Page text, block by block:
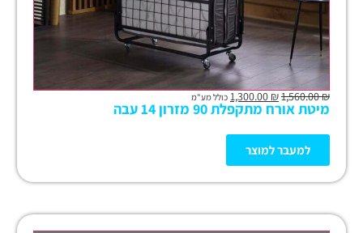
₪
1,560.00
₪ כולל מע"מ
מיטת אורח מתקפלת 90 מזרון 14 עבה
למעבר למוצר